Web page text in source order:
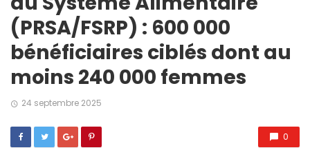
(PRSA/FSRP) : 600 000
bénéficiaires ciblés dont au
moins 240 000 femmes
24 septembre 2025
0